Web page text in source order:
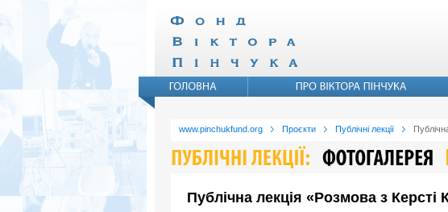
www.pinchukfund.org Проєкти Публічні лекції
Публічна лекція «Розмова з